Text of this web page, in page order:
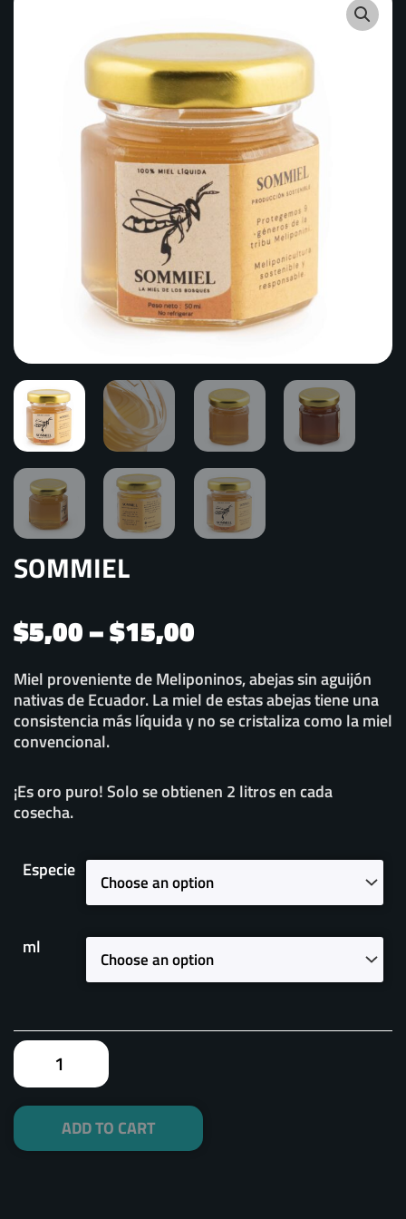
SOMMIEL
$5,00–$15,00
$5,00
through
$15,00
Miel proveniente de Meliponinos, abejas sin aguijón
nativas de Ecuador. La miel de estas abejas tiene una
consistencia más líquida y no se cristaliza como la miel
convencional.
¡Es oro puro! Solo se obtienen 2 litros en cada
cosecha.
Especie
ml
SOMMIEL
quantity
ADD TO CART